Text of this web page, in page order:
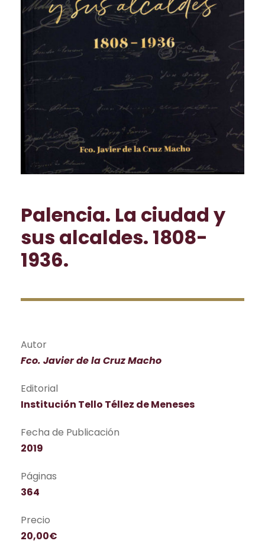
Palencia. La ciudad y
sus alcaldes. 1808-
1936.
Autor
Fco. Javier de la Cruz Macho
Editorial
Institución Tello Téllez de Meneses
Fecha de Publicación
2019
Páginas
364
Precio
20,00€